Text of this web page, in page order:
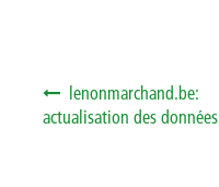
Navigation de l’article
lenonmarchand.be:
actualisation des données